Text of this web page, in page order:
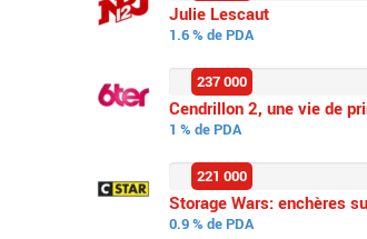
Julie Lescaut
1.6 % de PDA
Cendrillon 2, une vie de
1 % de PDA
237 000
Storage Wars: enchères
0.9 % de PDA
221 000